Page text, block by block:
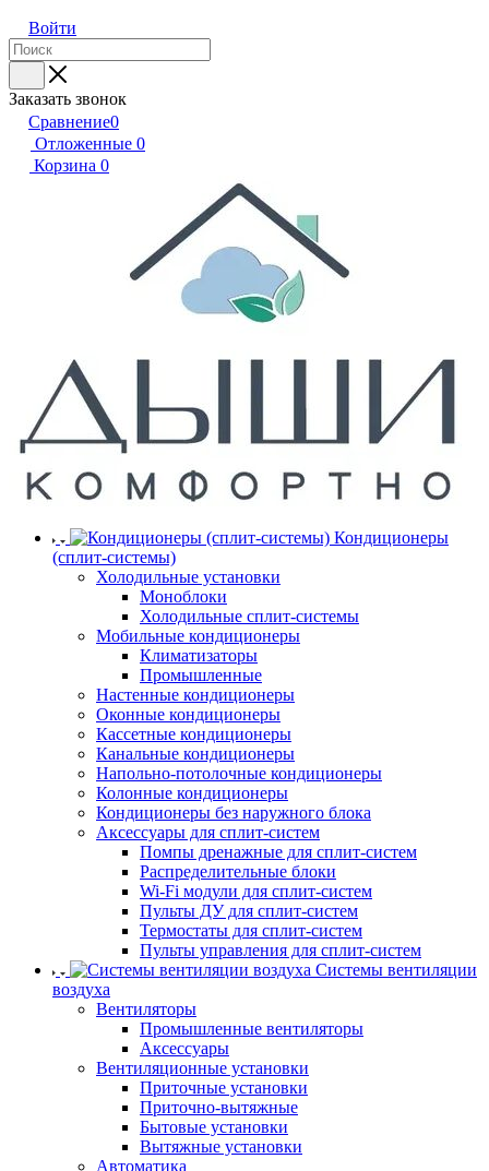
Войти
Заказать звонок
Сравнение0
Отложенные 0
Корзина 0
Кондиционеры
(сплит-системы)
Холодильные установки
Моноблоки
Холодильные сплит-системы
Мобильные кондиционеры
Климатизаторы
Промышленные
Настенные кондиционеры
Оконные кондиционеры
Кассетные кондиционеры
Канальные кондиционеры
Напольно-потолочные кондиционеры
Колонные кондиционеры
Кондиционеры без наружного блока
Аксессуары для сплит-систем
Помпы дренажные для сплит-систем
Распределительные блоки
Wi-Fi модули для сплит-систем
Пульты ДУ для сплит-систем
Термостаты для сплит-систем
Пульты управления для сплит-систем
Системы вентиляции
воздуха
Вентиляторы
Промышленные вентиляторы
Аксессуары
Вентиляционные установки
Приточные установки
Приточно-вытяжные
Бытовые установки
Вытяжные установки
Автоматика